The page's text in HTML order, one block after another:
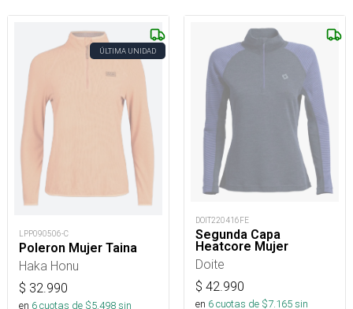
ÚLTIMA UNIDAD
LPP090506-C
Poleron Mujer Taina
Haka Honu
$ 32.990
en 6cuotas de $5.498sin
DOIT220416FE
Segunda Capa
Heatcore Mujer
Doite
$ 42.990
en 6cuotas de $7.165sin